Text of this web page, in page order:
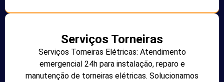
Serviços Torneiras
Serviços Torneiras Elétricas: Atendimento
emergencial 24h para instalação, reparo e
manutenção de torneiras elétricas. Solucionamos